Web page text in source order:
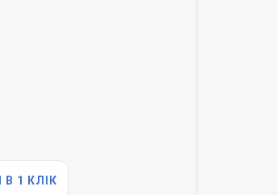
1 КЛІК